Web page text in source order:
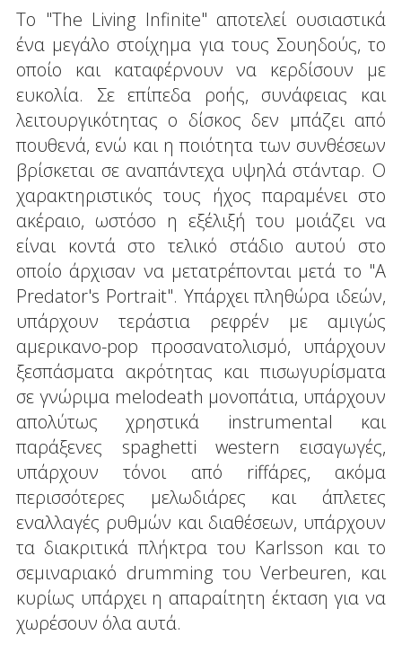
Το "The Living Infinite" αποτελεί ουσιαστικά
ένα μεγάλο στοίχημα για τους Σουηδούς, το
οποίο και καταφέρνουν να κερδίσουν με
ευκολία. Σε επίπεδα ροής, συνάφειας και
λειτουργικότητας ο δίσκος δεν μπάζει από
πουθενά, ενώ και η ποιότητα των συνθέσεων
βρίσκεται σε αναπάντεχα υψηλά στάνταρ. Ο
χαρακτηριστικός τους ήχος παραμένει στο
ακέραιο, ωστόσο η εξέλιξή του μοιάζει να
είναι κοντά στο τελικό στάδιο αυτού στο
οποίο άρχισαν να μετατρέπονται μετά το "A
Predator's Portrait". Υπάρχει πληθώρα ιδεών,
υπάρχουν τεράστια ρεφρέν με αμιγώς
αμερικανο-pop προσανατολισμό, υπάρχουν
ξεσπάσματα ακρότητας και πισωγυρίσματα
σε γνώριμα melodeath μονοπάτια, υπάρχουν
απολύτως χρηστικά instrumental και
παράξενες spaghetti western εισαγωγές,
υπάρχουν τόνοι από riffάρες, ακόμα
περισσότερες μελωδιάρες και άπλετες
εναλλαγές ρυθμών και διαθέσεων, υπάρχουν
τα διακριτικά πλήκτρα του Karlsson και το
σεμιναριακό drumming του Verbeuren, και
κυρίως υπάρχει η απαραίτητη έκταση για να
χωρέσουν όλα αυτά.